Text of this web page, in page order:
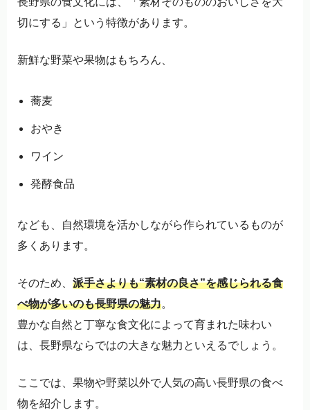
切にする」という特徴があります。
新鮮な野菜や果物はもちろん、
蕎麦
おやき
ワイン
発酵食品
なども、自然環境を活かしながら作られているものが
多くあります。
そのため、 派手さよりも“素材の良さ”を感じられる食
べ物が多いのも長野県の魅力。
豊かな自然と丁寧な食文化によって育まれた味わい
は、長野県ならではの大きな魅力といえるでしょう。
ここでは、果物や野菜以外で人気の高い長野県の食べ
物を紹介します。